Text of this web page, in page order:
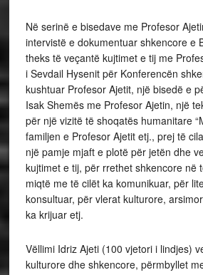
Në serinë e bisedave me Profesor
intervistë e dokumentuar shkencore e
theks të veçantë kujtimet e tij me
i Sevdail Hysenit për Konferencën
kushtuar Profesor Ajetit, një bisedë e
Isak Shemës me Profesor Ajetin, një
për një vizitë të shoqatës humanitare
familjen e Profesor Ajetit etj., prej të
një pamje mjaft e plotë për jetën dhe
kujtimet e tij, për rrethet shkencore në
miqtë me të cilët ka komunikuar, për
konsultuar, për vlerat kulturore,
ka krijuar etj.
Vëllimi Idriz Ajeti (100 vjetori i lindjes)
kulturore dhe shkencore, përmbyllet